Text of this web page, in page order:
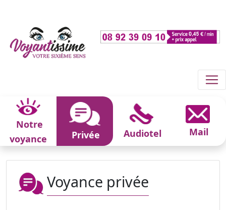
Notre
voyance
Privée Audiotel Mail
Voyance privée